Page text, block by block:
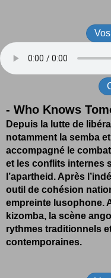
- Who Knows
Depuis la lutte de
notamment la semba
accompagné le
et les conflits internes
l’apartheid. Après
outil de cohésion
empreinte lusophone.
kizomba, la scène
rythmes traditionnels
contemporaines.